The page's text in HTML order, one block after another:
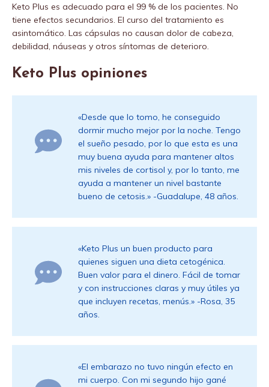
Keto Plus es adecuado para el 99 % de los pacientes. No
tiene efectos secundarios. El curso del tratamiento es
asintomático. Las cápsulas no causan dolor de cabeza,
debilidad, náuseas y otros síntomas de deterioro.
Keto Plus opiniones
«Desde que lo tomo, he conseguido
dormir mucho mejor por la noche. Tengo
el sueño pesado, por lo que esta es una
muy buena ayuda para mantener altos
mis niveles de cortisol y, por lo tanto, me
ayuda a mantener un nivel bastante
bueno de cetosis.» -Guadalupe, 48 años.
«Keto Plus un buen producto para
quienes siguen una dieta cetogénica.
Buen valor para el dinero. Fácil de tomar
y con instrucciones claras y muy útiles ya
que incluyen recetas, menús.» -Rosa, 35
años.
«El embarazo no tuvo ningún efecto en
mi cuerpo. Con mi segundo hijo gané